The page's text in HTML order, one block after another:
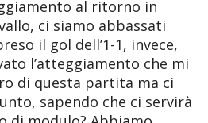
al ritorno in
ci siamo abbassati
il gol dell’1-1, invece,
l’atteggiamento che mi
di questa partita ma ci
sapendo che ci servirà